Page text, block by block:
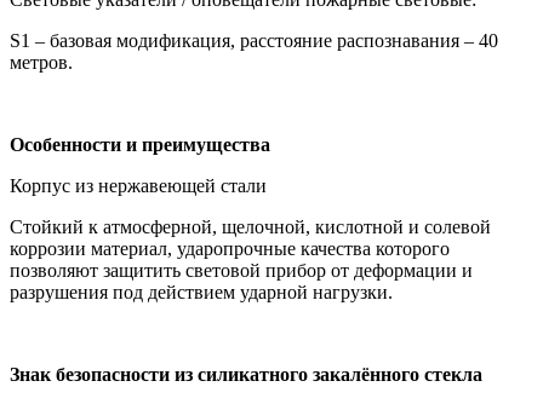
S1 – базовая модификация, расстояние распознавания – 40
метров.
Особенности и преимущества
Корпус из нержавеющей стали
Стойкий к атмосферной, щелочной, кислотной и солевой
коррозии материал, ударопрочные качества которого
позволяют защитить световой прибор от деформации и
разрушения под действием ударной нагрузки.
Знак безопасности из силикатного закалённого стекла